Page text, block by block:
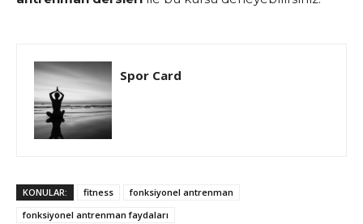
Spor Card
KONULAR: fitness
fonksiyonel antrenman
fonksiyonel antrenman faydaları